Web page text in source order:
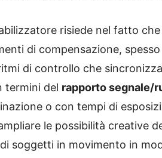
risiede nel fatto
di compensazione,
di controllo che
termini del rapporto segnale/
o con tempi di
le possibilità creative
soggetti in movimento in